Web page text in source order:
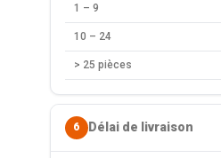
1 – 9
10 – 24
> 25 pièces
6 Délai de livraison